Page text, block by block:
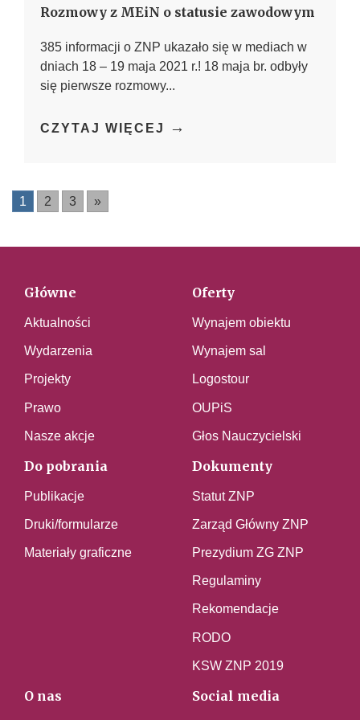
Rozmowy z MEiN o statusie zawodowym
385 informacji o ZNP ukazało się w mediach w
dniach 18 – 19 maja 2021 r.! 18 maja br. odbyły
się pierwsze rozmowy...
CZYTAJ WIĘCEJ →
1 2 3 »
Główne
Aktualności
Wydarzenia
Projekty
Prawo
Nasze akcje
Oferty
Wynajem obiektu
Wynajem sal
Logostour
OUPiS
Głos Nauczycielski
Do pobrania
Publikacje
Druki/formularze
Materiały graficzne
Dokumenty
Statut ZNP
Zarząd Główny ZNP
Prezydium ZG ZNP
Regulaminy
Rekomendacje
RODO
KSW ZNP 2019
O nas Social media